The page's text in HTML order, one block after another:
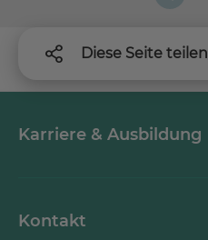
Diese Seite teilen
Karriere & Ausbildung
Kontakt